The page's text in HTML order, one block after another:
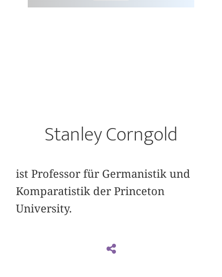
Stanley Corngold
ist Professor für Germanistik und
Komparatistik der Princeton
University.